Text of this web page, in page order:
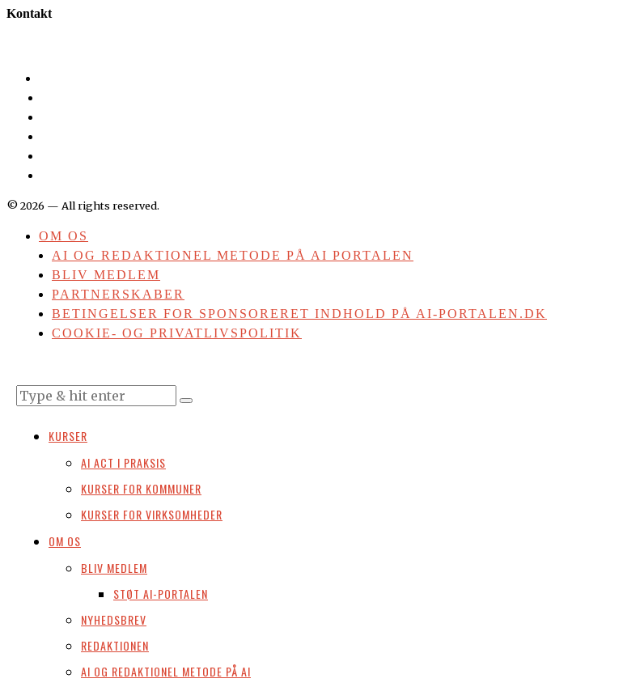
Kontakt
©2026 — All rights reserved.
OM OS
AI OG REDAKTIONEL METODE PÅ AI PORTALEN
BLIV MEDLEM
PARTNERSKABER
BETINGELSER FOR SPONSORERET INDHOLD PÅ AI-PORTALEN.DK
COOKIE- OG PRIVATLIVSPOLITIK
KURSER
AI ACT I PRAKSIS
KURSER FOR KOMMUNER
KURSER FOR VIRKSOMHEDER
OM OS
BLIV MEDLEM
STØT AI-PORTALEN
NYHEDSBREV
REDAKTIONEN
AI OG REDAKTIONEL METODE PÅ AI